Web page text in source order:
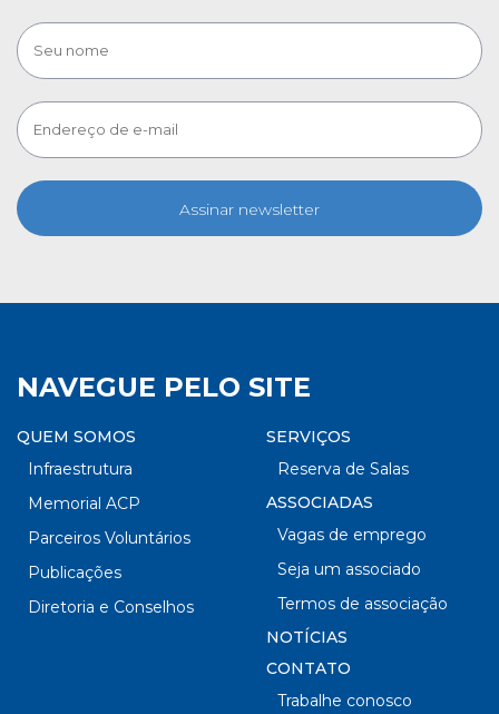
Assinar newsletter
NAVEGUE PELO SITE
QUEM SOMOS
Infraestrutura
Memorial ACP
Parceiros Voluntários
Publicações
Diretoria e Conselhos
SERVIÇOS
Reserva de Salas
ASSOCIADAS
Vagas de emprego
Seja um associado
Termos de associação
NOTÍCIAS
CONTATO
Trabalhe conosco